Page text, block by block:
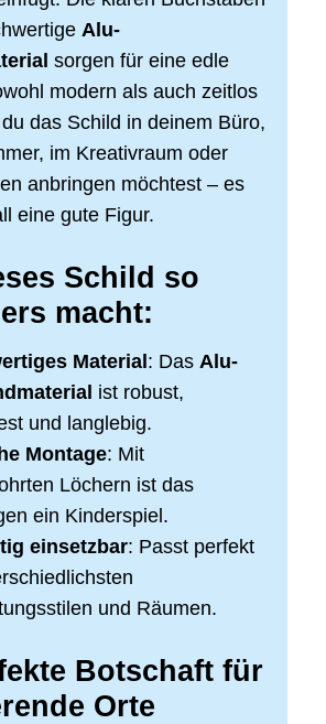
Alu-
sorgen für eine edle
modern als auch zeitlos
das Schild in deinem Büro,
im Kreativraum oder
anbringen möchtest – es
eine gute Figur.
Schild so
macht:
Material: Das Alu-
ist robust,
und langlebig.
Montage: Mit
Löchern ist das
ein Kinderspiel.
einsetzbar: Passt perfekt
und Räumen.
Botschaft für
Orte